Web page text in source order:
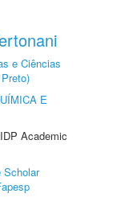
e Ciências
E
Academic
Scholar